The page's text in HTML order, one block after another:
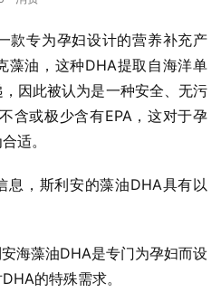
款专为孕妇设计的营养补充产
藻油，这种DHA提取自海洋单
因此被认为是一种安全、无污
含或极少含有EPA，这对于孕
适。
息，斯利安的藻油DHA具有以
海藻油DHA是专门为孕妇而设
的特殊需求。